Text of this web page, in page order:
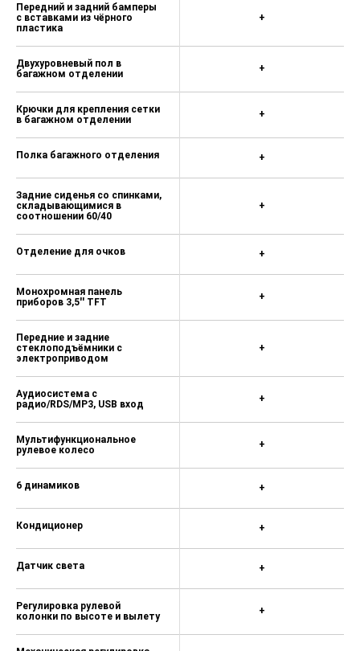
Передний и задний бамперы
с вставками из чёрного
пластика
Двухуровневый пол в
багажном отделении
Крючки для крепления сетки
в багажном отделении
Полка багажного отделения
Задние сиденья со спинками,
складывающимися в
соотношении 60/40
Отделение для очков
Монохромная панель
приборов 3,5'' TFT
Передние и задние
стеклоподъёмники с
электроприводом
Аудиосистема с
радио/RDS/MP3, USB вход
Мультифункциональное
рулевое колесо
6 динамиков
Кондиционер
Датчик света
Регулировка рулевой
колонки по высоте и вылету
+
+
+
+
+
+
+
+
+
+
+
+
+
+